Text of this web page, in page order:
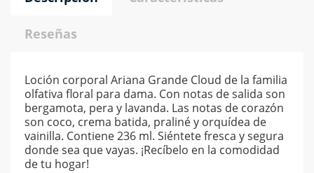
Reseñas
Loción corporal Ariana Grande Cloud de la familia
olfativa floral para dama. Con notas de salida son
bergamota, pera y lavanda. Las notas de corazón
son coco, crema batida, praliné y orquídea de
vainilla. Contiene 236 ml. Siéntete fresca y segura
donde sea que vayas. ¡Recíbelo en la comodidad
de tu hogar!